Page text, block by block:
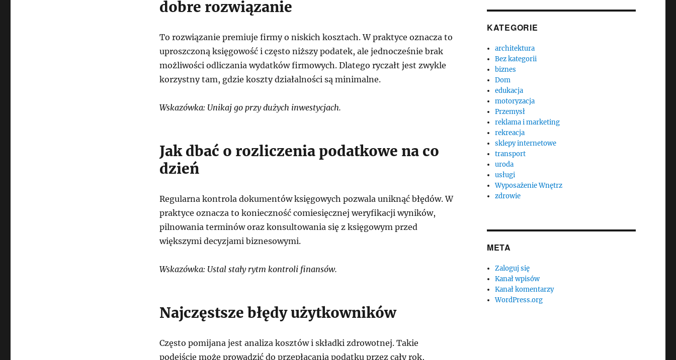
dobre rozwiązanie
To rozwiązanie premiuje firmy o niskich kosztach. W praktyce oznacza to
uproszczoną księgowość i często niższy podatek, ale jednocześnie brak
możliwości odliczania wydatków firmowych. Dlatego ryczałt jest zwykle
korzystny tam, gdzie koszty działalności są minimalne.
Wskazówka: Unikaj go przy dużych inwestycjach.
Jak dbać o rozliczenia podatkowe na co
dzień
Regularna kontrola dokumentów księgowych pozwala uniknąć błędów. W
praktyce oznacza to konieczność comiesięcznej weryfikacji wyników,
pilnowania terminów oraz konsultowania się z księgowym przed
większymi decyzjami biznesowymi.
Wskazówka: Ustal stały rytm kontroli finansów.
Najczęstsze błędy użytkowników
Często pomijana jest analiza kosztów i składki zdrowotnej. Takie
podejście może prowadzić do przepłacania podatku przez cały rok,
KATEGORIE
architektura
Bez kategorii
biznes
Dom
edukacja
motoryzacja
Przemysł
reklama i marketing
rekreacja
sklepy internetowe
transport
uroda
usługi
Wyposażenie Wnętrz
zdrowie
META
Zaloguj się
Kanał wpisów
Kanał komentarzy
WordPress.org